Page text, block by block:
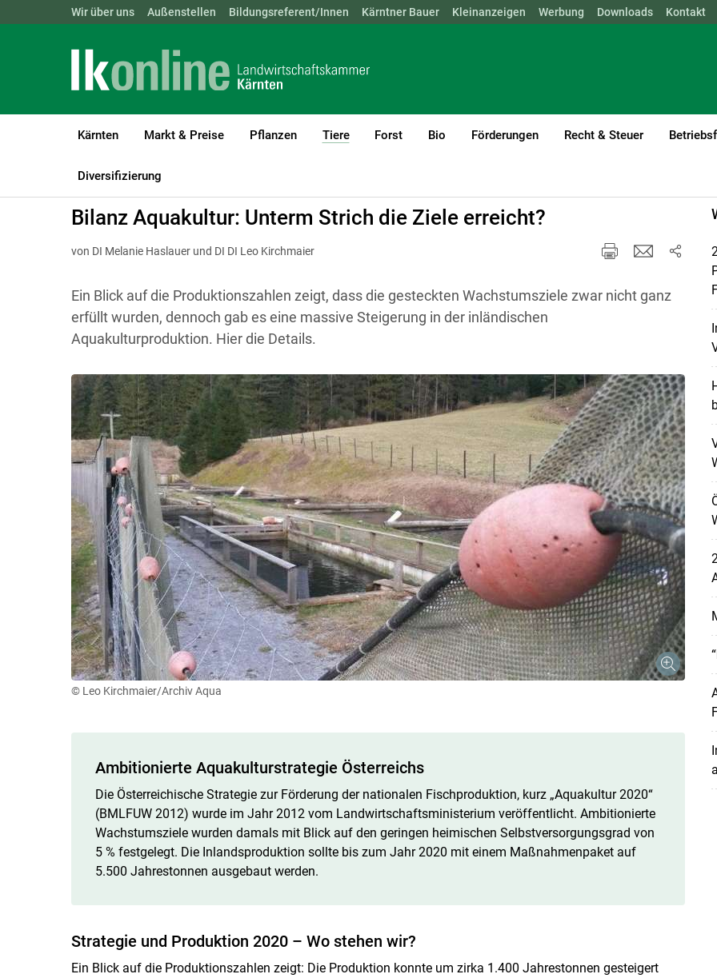
Landwirtschaftskammern: ÖSTERREICH BGLD KTN NÖ OÖ SBG STMK TIROL VBG WIEN
Wir über uns Außenstellen Bildungsreferent/Innen Kärntner Bauer Kleinanzeigen Werbung Downloads Kontakt
Kärnten Markt & Preise Pflanzen Tiere
(current)1
Forst Bio Förderungen Recht & Steuer
Diversifizierung
LK Kärnten Tiere
Bilanz Aquakultur: Unterm Strich die Ziele erreicht?
von DI Melanie Haslauer und DI DI Leo Kirchmaier
Ein Blick auf die Produktionszahlen zeigt, dass die gesteckten Wachstumsziele zwar nicht ganz
erfüllt wurden, dennoch gab es eine massive Steigerung in der inländischen
Aquakulturproduktion. Hier die Details.
© Leo Kirchmaier/Archiv Aqua
Ambitionierte Aquakulturstrategie Österreichs
Die Österreichische Strategie zur Förderung der nationalen Fischproduktion, kurz „Aquakultur 2020“
(BMLFUW 2012) wurde im Jahr 2012 vom Landwirtschaftsministerium veröffentlicht. Ambitionierte
Wachstumsziele wurden damals mit Blick auf den geringen heimischen Selbstversorgungsgrad von
5 % festgelegt. Die Inlandsproduktion sollte bis zum Jahr 2020 mit einem Maßnahmenpaket auf
5.500 Jahrestonnen ausgebaut werden.
Strategie und Produktion 2020 – Wo stehen wir?
Ein Blick auf die Produktionszahlen zeigt: Die Produktion konnte um zirka 1.400 Jahrestonnen gesteigert